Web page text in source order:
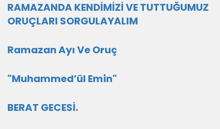
RAMAZANDA KENDİMİZİ VE TUTTUĞUMUZ
ORUÇLARI SORGULAYALIM
Ramazan Ayı Ve Oruç
"Muhammed’ül Emin"
BERAT GECESİ.